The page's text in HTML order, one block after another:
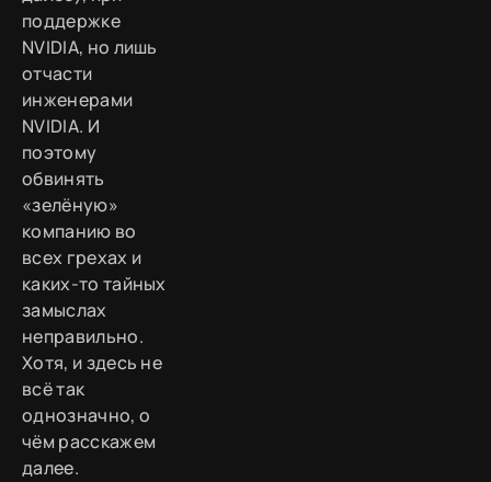
поддержке
NVIDIA, но лишь
отчасти
инженерами
NVIDIA. И
поэтому
обвинять
«зелёную»
компанию во
всех грехах и
каких-то тайных
замыслах
неправильно.
Хотя, и здесь не
всё так
однозначно, о
чём расскажем
далее.